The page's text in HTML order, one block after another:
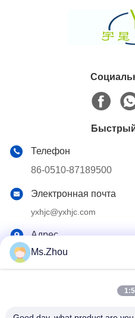
Телефон
86-0510-87189500
Электронная почта
yxhjc@yxhjc.com
Адрес
Городок Dingshu, город
Политика
Ms.Zhou